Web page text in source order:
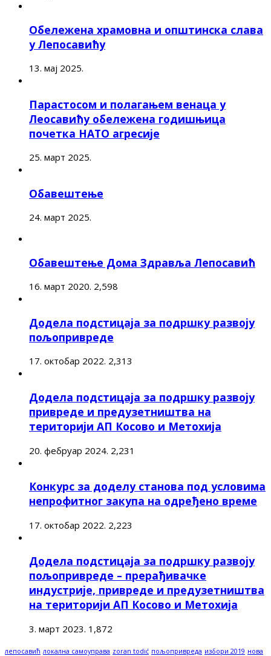
Обележена храмовна и општинска слава
у Лепосавићу
13. мај 2025.
Парастосом и полагањем венаца у
Леосавићу обележена годишњица
почетка НАТО агресије
25. март 2025.
Обавештење
24. март 2025.
Обавештење Дома Здравља Лепосавић
16. март 2020. 2,598
Додела подстицаја за подршку развоју
пољопривреде
17. октобар 2022. 2,313
Додела подстицаја за подршку развоју
привреде и предузетништва на
територији АП Косово и Метохија
20. фебруар 2024. 2,231
Конкурс за доделу станова под условима
непрофитног закупа на одређено време
17. октобар 2022. 2,223
Додела подстицаја за подршку развоју
пољопривреде – прерађивачке
индустрије, привреде и предузетништва
на територији АП Косово и Метохија
3. март 2023. 1,872
лепосавић локална самоуправа zoran todić пољопривреда избори 2019 нова